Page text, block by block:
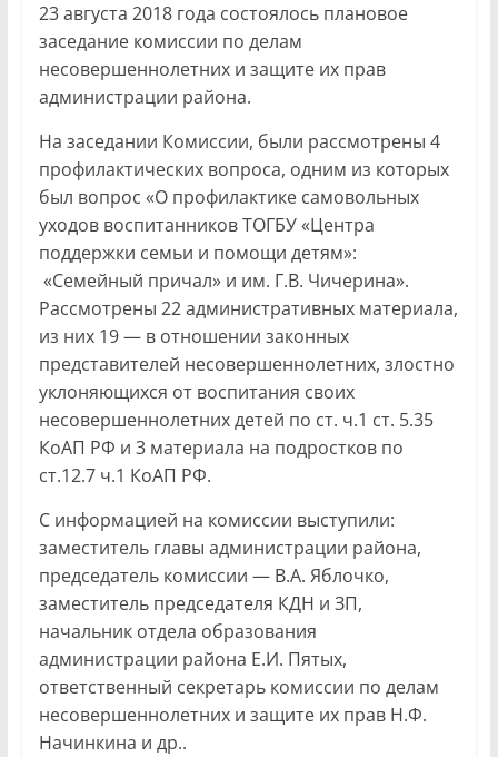
23 августа 2018 года состоялось плановое
заседание комиссии по делам
несовершеннолетних и защите их прав
администрации района.
На заседании Комиссии, были рассмотрены 4
профилактических вопроса, одним из которых
был вопрос «О профилактике самовольных
уходов воспитанников ТОГБУ «Центра
поддержки семьи и помощи детям»:
«Семейный причал» и им. Г.В. Чичерина».
Рассмотрены 22 административных материала,
из них 19 — в отношении законных
представителей несовершеннолетних, злостно
уклоняющихся от воспитания своих
несовершеннолетних детей по ст. ч.1 ст. 5.35
КоАП РФ и 3 материала на подростков по
ст.12.7 ч.1 КоАП РФ.
С информацией на комиссии выступили:
заместитель главы администрации района,
председатель комиссии — В.А. Яблочко,
заместитель председателя КДН и ЗП,
начальник отдела образования
администрации района Е.И. Пятых,
ответственный секретарь комиссии по делам
несовершеннолетних и защите их прав Н.Ф.
Начинкина и др..